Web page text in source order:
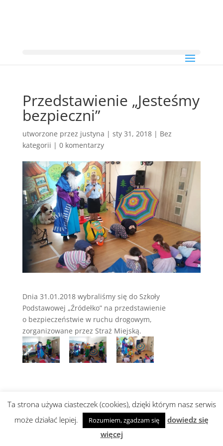
Przedstawienie „Jesteśmy
bezpieczni”
utworzone przez justyna | sty 31, 2018| Bez
kategorii | 0 komentarzy
Dnia 31.01.2018 wybraliśmy się do Szkoły
Podstawowej „Źródełko” na przedstawienie
o bezpieczeństwie w ruchu drogowym,
zorganizowane przez Straż Miejską.
Realizacja i wsparcie:abami
Ta strona używa ciasteczek (cookies), dzięki którym nasz serwis
może działać lepiej.
Rozumiem, zgadzam się
dowiedz się
więcej